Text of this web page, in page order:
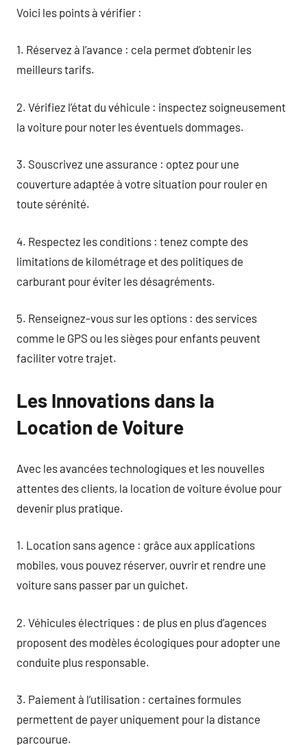
Voici les points à vérifier :
1. Réservez à l’avance : cela permet d’obtenir les
meilleurs tarifs.
2. Vérifiez l’état du véhicule : inspectez soigneusement
la voiture pour noter les éventuels dommages.
3. Souscrivez une assurance : optez pour une
couverture adaptée à votre situation pour rouler en
toute sérénité.
4. Respectez les conditions : tenez compte des
limitations de kilométrage et des politiques de
carburant pour éviter les désagréments.
5. Renseignez-vous sur les options : des services
comme le GPS ou les sièges pour enfants peuvent
faciliter votre trajet.
Les Innovations dans la
Location de Voiture
Avec les avancées technologiques et les nouvelles
attentes des clients, la location de voiture évolue pour
devenir plus pratique.
1. Location sans agence : grâce aux applications
mobiles, vous pouvez réserver, ouvrir et rendre une
voiture sans passer par un guichet.
2. Véhicules électriques : de plus en plus d’agences
proposent des modèles écologiques pour adopter une
conduite plus responsable.
3. Paiement à l’utilisation : certaines formules
permettent de payer uniquement pour la distance
parcourue.